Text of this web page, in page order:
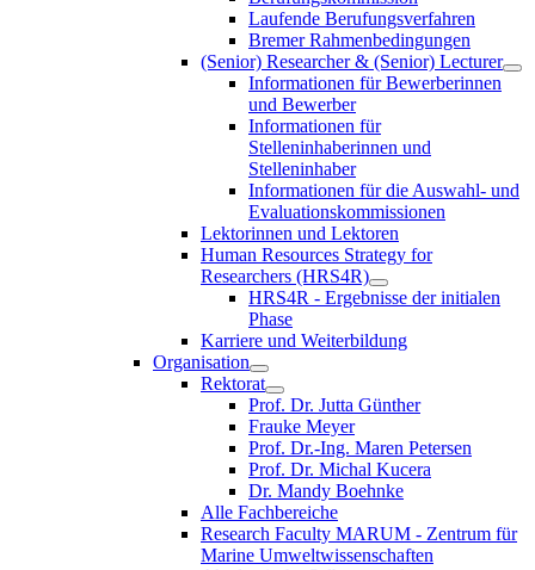
Laufende Berufungsverfahren
Bremer Rahmenbedingungen
(Senior) Researcher & (Senior) Lecturer
Informationen für Bewerberinnen
und Bewerber
Informationen für
Stelleninhaberinnen und
Stelleninhaber
Informationen für die Auswahl- und
Evaluationskommissionen
Lektorinnen und Lektoren
Human Resources Strategy for
Researchers (HRS4R)
HRS4R - Ergebnisse der initialen
Phase
Karriere und Weiterbildung
Organisation
Rektorat
Prof. Dr. Jutta Günther
Frauke Meyer
Prof. Dr.-Ing. Maren Petersen
Prof. Dr. Michal Kucera
Dr. Mandy Boehnke
Alle Fachbereiche
Research Faculty MARUM - Zentrum für
Marine Umweltwissenschaften